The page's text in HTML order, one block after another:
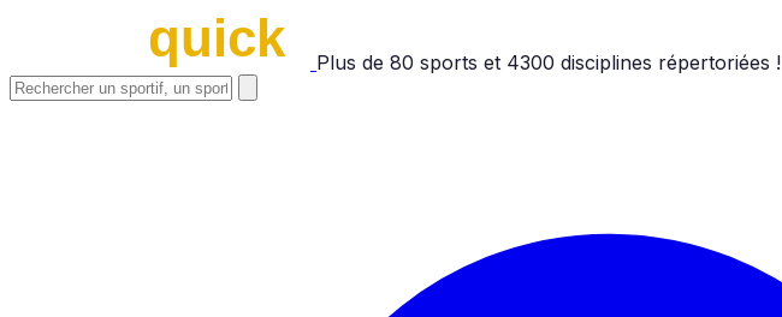
Plus de 80 sports et 4300 disciplines répertoriées !